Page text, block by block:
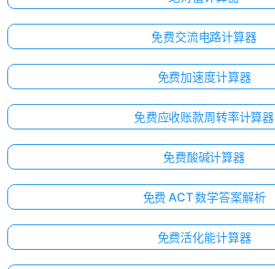
免费交流电路计算器
免费加速度计算器
免费应收账款周转率计算器
免费酸碱计算器
免费 ACT 数学答案解析
免费活化能计算器